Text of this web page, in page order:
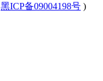
黑ICP备09004198号 )